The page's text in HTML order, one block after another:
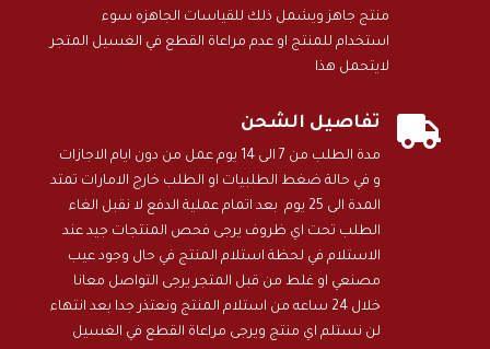
منتج جاهز ويشمل ذلك للقياسات الجاهزه سوء
استخدام للمنتج او عدم مراعاة القطع في الغسيل المتجر
لايتحمل هذا
 تفاصيل الشحن
مدة الطلب من 7 الى 14 يوم عمل من دون ايام الاجازات
و في حالة ضغط الطلبيات او الطلب خارج الامارات تمتد
المدة الى 25 يوم بعد اتمام عملية الدفع لا نقبل الغاء
الطلب تحت اي ظروف يرجى فحص المنتجات جيد عند
الاستلام في لحظة استلام المنتج في حال وجود عيب
مصنعي او غلط من قبل المتجر يرجى التواصل معانا
خلال 24 ساعه من استلام المنتج ونعتذر جدا بعد انتهاء
لن نستلم اي منتج ويرجى مراعاة القطع في الغسيل